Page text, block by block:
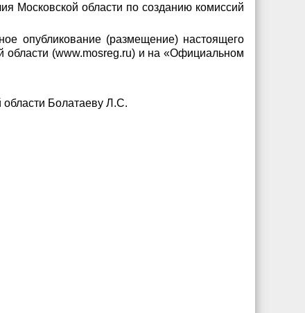
Московской области по созданию комиссий
опубликование (размещение) настоящего
области (www.mosreg.ru) и на «Официальном
области Болатаеву Л.С.